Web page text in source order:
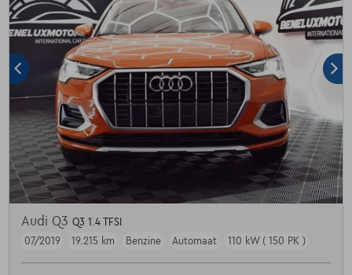
Audi Q3 Q3 1.4 TFSI
07/2019
19.215 km Benzine Automaat 110 kW ( 150 PK )